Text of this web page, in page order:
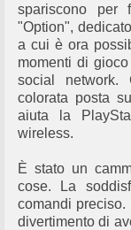
spariscono per
"Option",
a cui è ora
momenti di
social network.
colorata posta
aiuta la
wireless.
È stato un
cose. La
comandi preciso.
divertimento di